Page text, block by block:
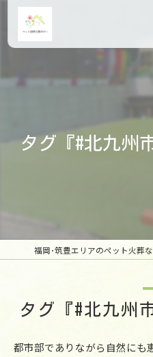
タグ『#北九州
タグ『#北九州
都市部でありながら自然にも